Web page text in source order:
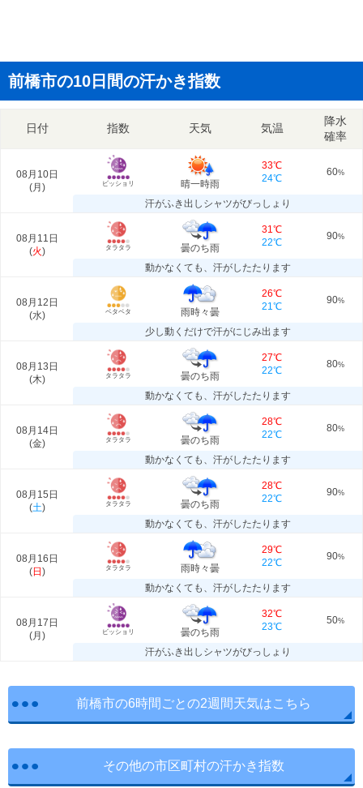
前橋市の10日間の汗かき指数
日付 指数 天気 気温
降水
確率
08月10日
(月 ) ビッショリ 晴一時雨
33℃
24℃
60%
汗がふき出しシャツがびっしょり
08月11日
(火) タラタラ 曇のち雨
31℃
22℃
90%
動かなくても、汗がしたたります
08月12日
(水) ベタベタ 雨時々曇
26℃
21℃
90%
少し動くだけで汗がにじみ出ます
08月13日
(木) タラタラ 曇のち雨
27℃
22℃
80%
動かなくても、汗がしたたります
08月14日
(金) タラタラ 曇のち雨
28℃
22℃
80%
動かなくても、汗がしたたります
08月15日
(土) タラタラ 曇のち雨
28℃
22℃
90%
動かなくても、汗がしたたります
08月16日
(日 ) タラタラ 雨時々曇
29℃
22℃
90%
動かなくても、汗がしたたります
08月17日
(月 ) ビッショリ 曇のち雨
32℃
23℃
50%
汗がふき出しシャツがびっしょり
前橋市の6時間ごとの2週間天気はこちら
その他の市区町村の汗かき指数